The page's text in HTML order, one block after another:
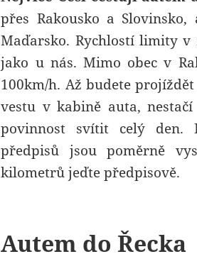
přes Rakousko a
Maďarsko. Rychlostí limity
jako u nás. Mimo obec v
100km/h. Až budete
vestu v kabině auta,
povinnost svítit celý den.
předpisů jsou poměrně
kilometrů jeďte předpisově.
Autem do Řecka